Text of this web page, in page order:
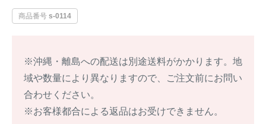
商品番号 s-0114
※沖縄・離島への配送は別途送料がかかります。地
域や数量により異なりますので、ご注文前にお問い
合わせください。
※お客様都合による返品はお受けできません。
動物の種類から対策商品を選ぶ
イタチ・テン・